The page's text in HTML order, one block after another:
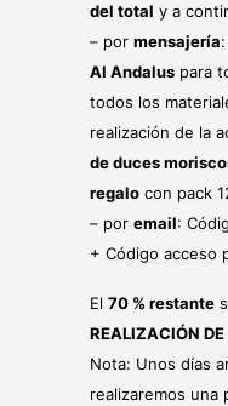
del total y a
– por mensajería:
Al Andalus para
todos los
realización de la
de duces
regalo con pack
– por email:
+ Código acceso
El 70 % restante
REALIZACIÓN
Nota: Unos días
realizaremos una